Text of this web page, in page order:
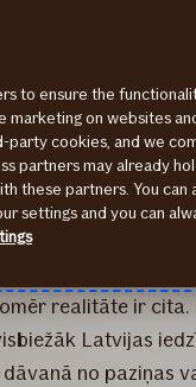
būt atbildīgam un
realitāte ir cita.
Latvijas
no paziņas
to ensure the
marketing on websites
party cookies, and we
partners may already
these partners. You can
settings and you can